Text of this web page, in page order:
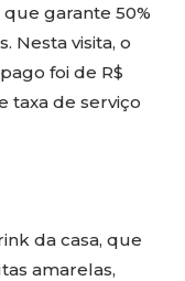
garante 50%
Nesta visita, o
foi de R$
taxa de serviço
da casa, que
amarelas,